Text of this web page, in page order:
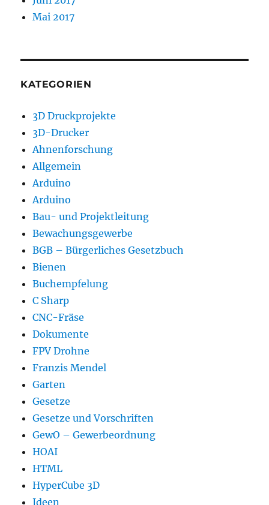
Mai 2017
KATEGORIEN
3D Druckprojekte
3D-Drucker
Ahnenforschung
Allgemein
Arduino
Arduino
Bau- und Projektleitung
Bewachungsgewerbe
BGB – Bürgerliches Gesetzbuch
Bienen
Buchempfelung
C Sharp
CNC-Fräse
Dokumente
FPV Drohne
Franzis Mendel
Garten
Gesetze
Gesetze und Vorschriften
GewO – Gewerbeordnung
HOAI
HTML
HyperCube 3D
Ideen